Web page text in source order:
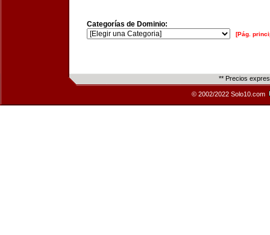
Categorías de Dominio:
[Pág.
** Precios
© 2002/2022 Solo10.com